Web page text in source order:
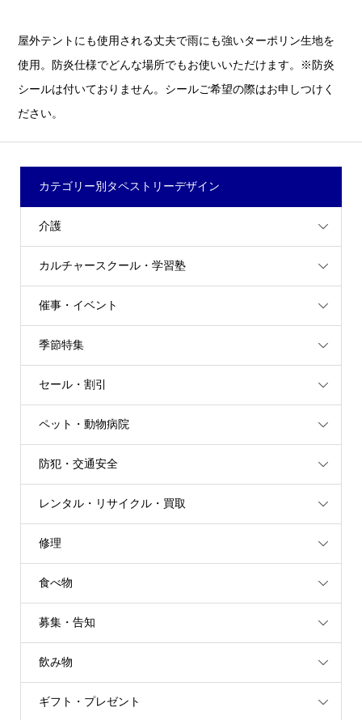
屋外テントにも使用される丈夫で雨にも強いターポリン生地を
使用。防炎仕様でどんな場所でもお使いいただけます。※防炎
シールは付いておりません。シールご希望の際はお申しつけく
ださい。
カテゴリー別タペストリーデザイン
介護
カルチャースクール・学習塾
催事・イベント
季節特集
セール・割引
ペット・動物病院
防犯・交通安全
レンタル・リサイクル・買取
修理
食べ物
募集・告知
飲み物
ギフト・プレゼント